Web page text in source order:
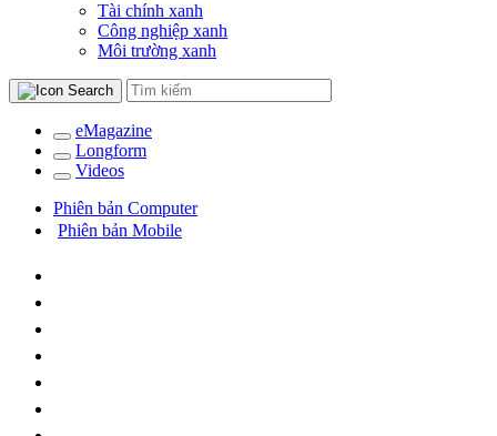
Tài chính xanh
Công nghiệp xanh
Môi trường xanh
eMagazine
Longform
Videos
Phiên bản Computer
Phiên bản Mobile